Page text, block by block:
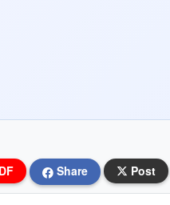
Share Post